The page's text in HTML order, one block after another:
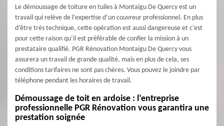
Le démoussage de toiture en tuiles à Montaigu De Quercy est un
travail qui relève de l’expertise d’un couvreur professionnel. En plus
d’être très technique, cette opération est aussi dangereuse et c’est
pour cette raison qu’il est préférable de confier la mission à un
prestataire qualifié. PGR Rénovation Montaigu De Quercy vous
assurera un travail de grande qualité, mais en plus de cela, ses
conditions tarifaires ne sont pas chères. Vous pouvez le joindre par
téléphone pendant les horaires de travail.
Démoussage de toit en ardoise : l’entreprise
professionnelle PGR Rénovation vous garantira une
prestation soignée